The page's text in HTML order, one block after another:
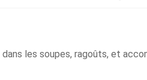
les soupes, ragoûts, et